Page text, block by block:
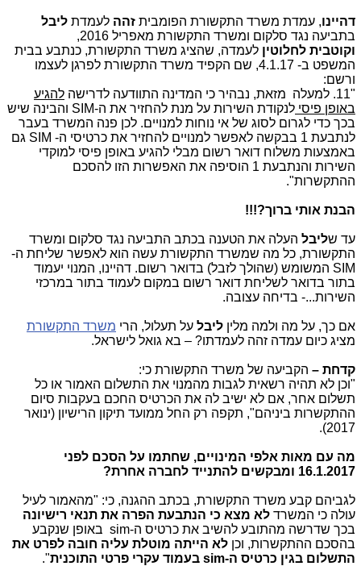
דהיינו, עמדת משרד התקשורת הפומבית זהה לעמדת ליבל
בתביעה נגד סלקום ומשרד התקשורת מאפריל 2016,
וקוטבית לחלוטין לעמדה, שהציג משרד התקשורת, כנתבע בבית
המשפט ב- 4.1.17, שם הקפיד משרד התקשורת לפרגן לעצמו
ורשם:
"11. למעלה מזאת, נבהיר כי המדינה התוודעה לדרישה
להגיע
באופן פיסי לנקודת השירות על מנת להחזיר את ה-SIM והבינה שיש
בכך כדי לגרום לסוג של אי נוחות למנויים. לכן פנה המשרד בעבר
לנתבעת 1 בבקשה לאפשר למנויים להחזיר את כרטיסי ה-
SIM גם
באמצעות משלוח דואר רשום מבלי להגיע באופן פיסי למוקדי
השירות והנתבעת 1 הוסיפה את האפשרות הזו להסכם
ההתקשרות".
הבנת אותי ברוך?!!!
עד שליבל העלה את הטענה בכתב התביעה נגד סלקום ומשרד
התקשורת, כל מה שמשרד התקשורת עשה הוא לאפשר שליחת ה-
SIM המשומש (שהולך לזבל) בדואר רשום. דהיינו, המנוי יעמוד
בתור בדואר לשליחת דואר רשום במקום לעמוד בתור במרכזי
השירות...- בדיחה עצובה.
אם כך, על מה ולמה מלין ליבל על תעלול, הרי משרד התקשורת
מציג כיום עמדה זהה לעמדתו? – בא גואל לישראל.
קדחת – הקביעה של משרד התקשורת כי:
"וכן לא תהיה רשאית לגבות מהמנוי את התשלום האמור או כל
תשלום אחר, אם לא ישיב לה את הכרטיס החכם בעקבות סיום
ההתקשרות ביניהם", תקפה רק החל ממועד תיקון הרישיון (ינואר
2017).
מה עם מאות אלפי המינויים, שחתמו על הסכם לפני
16.1.2017 ומבקשים להתנייד לחברה אחרת?
לגביהם קבע משרד התקשורת, בכתב ההגנה, כי: "מהאמור לעיל
עולה כי המשרד לא מצא כי הנתבעת הפרה את תנאי רישיונה
בכך שדרשה מהתובע להשיב את כרטיס ה-sim באופן שנקבע
בהסכם ההתקשרות, וכן לא הייתה מוטלת עליה חובה לפרט את
התשלום בגין כרטיס ה-sim בעמוד עקרי פרטי התוכנית".